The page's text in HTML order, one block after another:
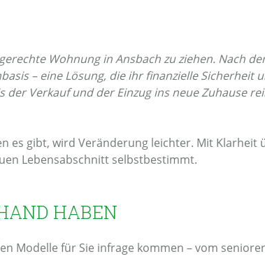
Wohnung in Ansbach zu ziehen. Nach
– eine Lösung, die ihr finanzielle Sicherheit
Verkauf und der Einzug ins neue Zuhause
es gibt, wird Veränderung leichter. Mit Klarheit
Lebensabschnitt selbstbestimmt.
HABEN
Modelle für Sie infrage kommen – vom